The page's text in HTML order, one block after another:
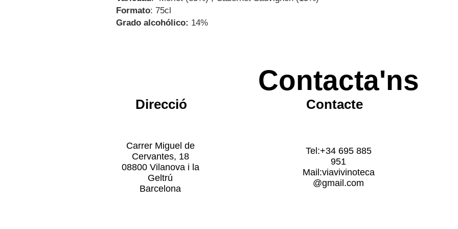
Formato: 75cl
Grado alcohólico: 14%
Contacta'ns
Direcció
Carrer Miguel de
Cervantes, 18
08800 Vilanova i la
Geltrú
Barcelona
Contacte
Tel:+34 695 885
951
Mail:viavivinoteca
@gmail.com